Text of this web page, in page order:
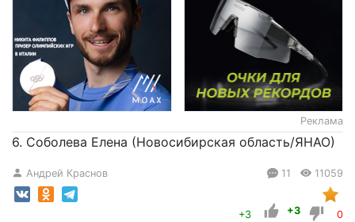
Реклама
6. Соболева Елена (Новосибирская область/ЯНАО)
Андрей Краснов 11 11059
+3 +3 0